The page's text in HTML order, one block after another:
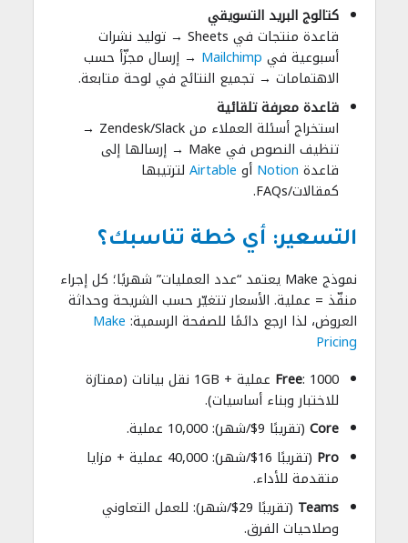
كتالوج البريد التسويقي
قاعدة منتجات في Sheets → توليد نشرات
أسبوعية في Mailchimp → إرسال مجزّأ حسب
الاهتمامات → تجميع النتائج في لوحة متابعة.
قاعدة معرفة تلقائية
استخراج أسئلة العملاء من Zendesk/Slack →
تنظيف النصوص في Make → إرسالها إلى
قاعدة Notion أو Airtable لترتيبها
كمقالات/FAQs.
التسعير: أي خطة تناسبك؟
نموذج Make يعتمد “عدد العمليات” شهريًا؛ كل إجراء
منفّذ = عملية. الأسعار تتغيّر حسب الشريحة وحداثة
العروض، لذا ارجع دائمًا للصفحة الرسمية: Make
Pricing
Free
: 1000 عملية + 1GB نقل بيانات (ممتازة
للاختبار وبناء أساسيات).
Core (تقريبًا 9$/شهر): 10,000 عملية.
Pro
(تقريبًا 16$/شهر): 40,000 عملية + مزايا
متقدمة للأداء.
Teams
(تقريبًا 29$/شهر): للعمل التعاوني
وصلاحيات الفرق.